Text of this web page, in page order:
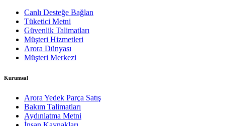
Canlı Desteğe Bağlan
Tüketici Metni
Güvenlik Talimatları
Müşteri Hizmetleri
Arora Dünyası
Müşteri Merkezi
Kurumsal
Arora Yedek Parça Satış
Bakım Talimatları
Aydınlatma Metni